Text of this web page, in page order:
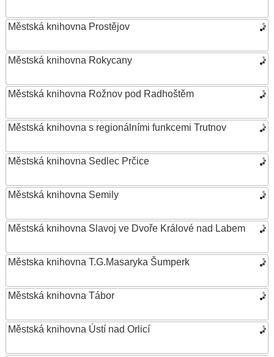
Městská knihovna Prostějov
Městská knihovna Rokycany
Městská knihovna Rožnov pod Radhoštěm
Městská knihovna s regionálními funkcemi Trutnov
Městská knihovna Sedlec Prčice
Městská knihovna Semily
Městská knihovna Slavoj ve Dvoře Králové nad Labem
Městska knihovna T.G.Masaryka Šumperk
Městská knihovna Tábor
Městská knihovna Ústí nad Orlicí